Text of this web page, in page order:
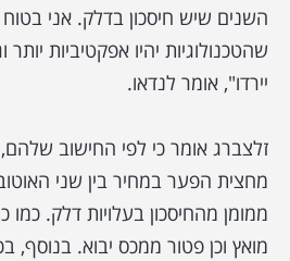
השנים שיש חיסכון בדלק. אני
שהטכנולוגיות יהיו אפקטיביות יותר
יירדו", אומר לנדאו.
זלצברג אומר כי לפי החישוב שלהם,
מחצית הפער במחיר בין שני
ממומן מהחיסכון בעלויות דלק.
מואץ וכן פטור ממכס יבוא. בנוסף,